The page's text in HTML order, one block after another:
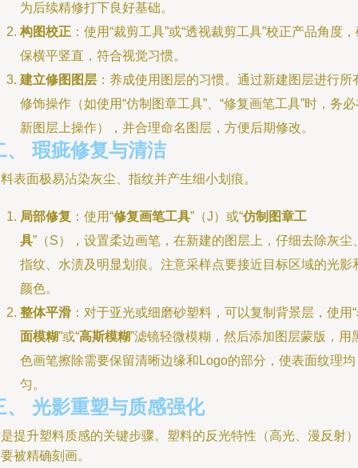
为后续精修打下良好基础。
构图校正 ：使用“裁剪工具”或“透视裁剪工具”校正产品角度
保横平竖直，符合视觉习惯。
建立修图图层 ：养成使用图层的习惯。通过新建图层进行所
修饰操作（如使用“仿制图章工具”、“修复画笔工具”时，务
新图层上操作），并合理命名图层，方便后期修改。
、 瑕疵修复与清洁
表面极易沾染灰尘、指纹并产生细小划痕。
局部修复 ：使用“修复画笔工具”（J）或“仿制图章工
具”（S），设置柔边画笔，在新建的图层上，仔细去除灰尘
指纹、水渍及明显划痕。注意采样点要接近目标区域的光影
颜色。
整体平滑 ：对于亚光或细磨砂塑料，可以复制背景层，使用“
面模糊”或“高斯模糊”滤镜轻微模糊，然后添加图层蒙版，用
色画笔擦除需要保留清晰边缘和Logo的部分，使表面纹理均
匀。
、 光影重塑与质感强化
提升塑料质感的关键步骤。塑料的反光特性（高光、漫反射）
被精确刻画。